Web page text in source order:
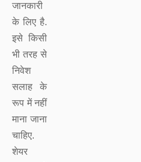
जानकारी
के लिए है.
इसे किसी
भी तरह से
निवेश
सलाह के
रूप में नहीं
माना जाना
चाहिए.
शेयर